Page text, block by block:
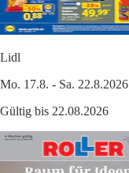
Lidl
Mo. 17.8. - Sa. 22.8.2026
Gültig bis 22.08.2026